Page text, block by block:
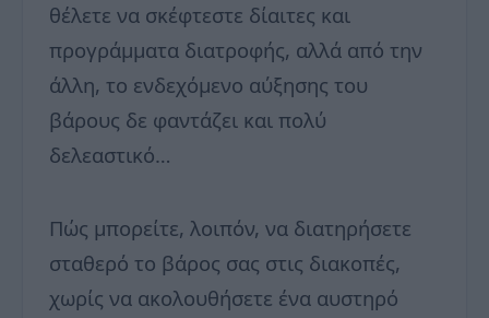
θέλετε να σκέφτεστε δίαιτες και
προγράμματα διατροφής, αλλά από την
άλλη, το ενδεχόμενο αύξησης του
βάρους δε φαντάζει και πολύ
δελεαστικό…
Πώς μπορείτε, λοιπόν, να διατηρήσετε
σταθερό το βάρος σας στις διακοπές,
χωρίς να ακολουθήσετε ένα αυστηρό